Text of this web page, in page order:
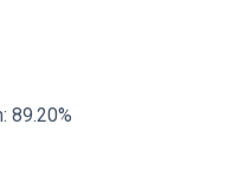
89.20%